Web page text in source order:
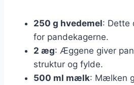
250 g hvedemel: Dette
for pandekagerne.
2 æg: Æggene giver
struktur og fylde.
500 ml mælk: Mælken